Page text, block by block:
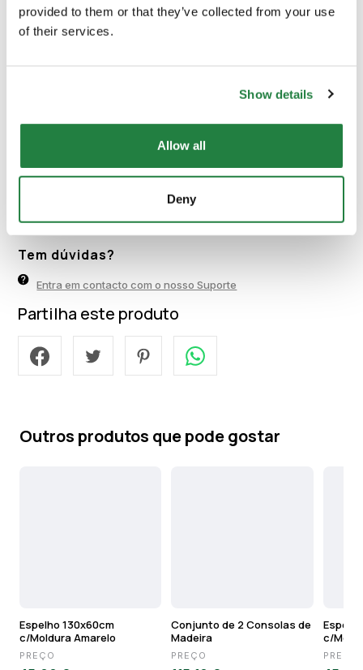
provided to them or that they’ve collected from your use
of their services.
Show details
Allow all
Deny
Vendido Por Pestana Hotels
Pestana Hotels Verificado
Membro desde 13 de March de 2025
Tem dúvidas?
Entra em contacto com o nosso Suporte
Partilha este produto
Outros produtos que pode gostar
Espelho 130x60cm
c/Moldura Amarelo
PREÇO
Conjunto de 2 Consolas de
Madeira
PREÇO
c/
PREÇO